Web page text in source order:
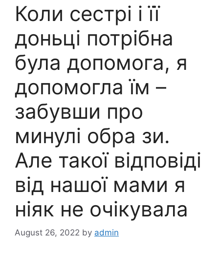
Коли сестрі і її
доньці потрібна
була допомога, я
допомогла їм –
забувши про
минулі обра зи.
Але такої відповіді
від нашої мами я
ніяк не очікувала
August 26, 2022 by admin